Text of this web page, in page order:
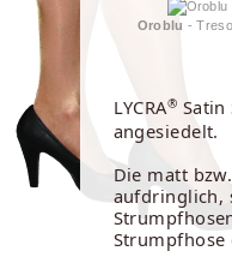
Oroblu -
LYCRA®
angesiedelt.
Die matt
aufdringlich,
Strumpfhose